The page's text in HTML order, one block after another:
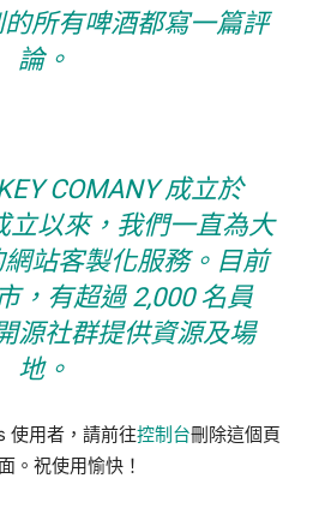
所有啤酒都寫一篇評
論。
COMANY 成立於
立以來，我們一直為大
站客製化服務。目前
，有超過 2,000 名員
源社群提供資源及場
地。
使用者，請前往控制台刪除這個頁
。祝使用愉快！